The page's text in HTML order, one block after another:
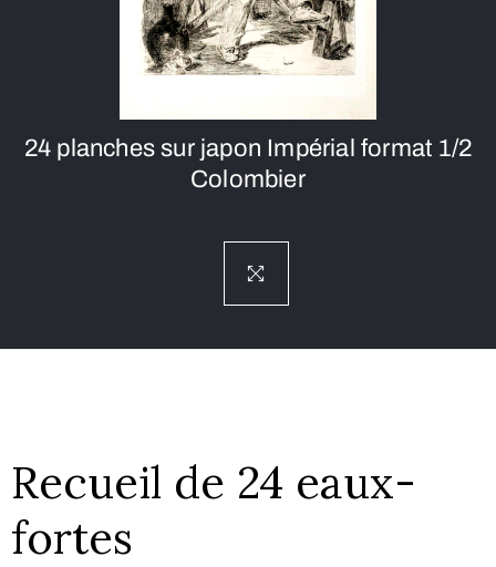
24 planches sur japon Impérial format 1/2
Colombier
Recueil de 24 eaux-
fortes